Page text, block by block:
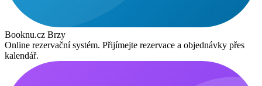
Booknu.cz Brzy
Online rezervační systém. Přijímejte rezervace a objednávky přes
kalendář.